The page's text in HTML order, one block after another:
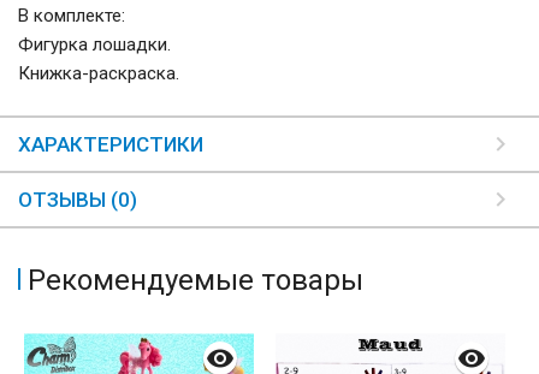
В комплекте:
Фигурка лошадки.
Книжка-раскраска.
ХАРАКТЕРИСТИКИ
ОТЗЫВЫ (0)
Рекомендуемые товары